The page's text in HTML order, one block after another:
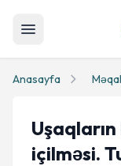
Anasayfa
içilməsi.